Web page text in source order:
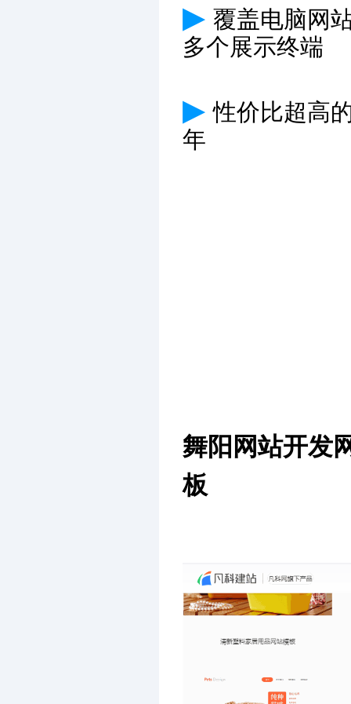
▶ 覆盖电脑网
多个展示终端
▶性价比超高
年
舞阳网站开发
板